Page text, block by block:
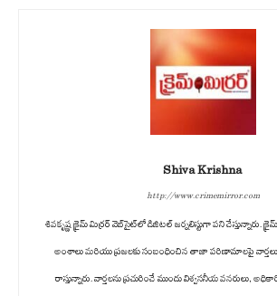
Shiva Krishna
http://www.crimemirror.com
శివకృష్ణ క్రైమ్ మిర్రర్ వెబ్‌సైట్‌లో డిజిటల్ జర్నలిస్టుగా పని
అంశాలు మరియు ప్రజలకు సంబంధించిన తాజా పరిణామాలపై
రాస్తున్నారు. వార్తలను ప్రచురించే ముందు విశ్వసనీయ వనరులు,